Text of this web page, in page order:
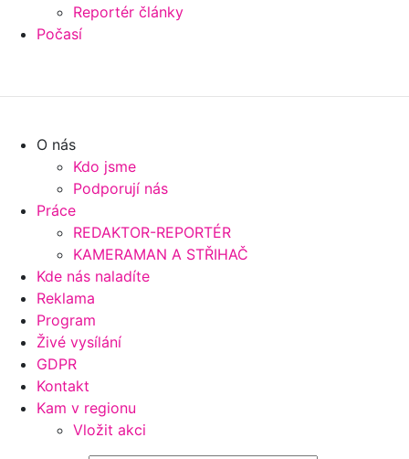
Reportér články
Počasí
O nás
Kdo jsme
Podporují nás
Práce
REDAKTOR-REPORTÉR
KAMERAMAN A STŘIHAČ
Kde nás naladíte
Reklama
Program
Živé vysílání
GDPR
Kontakt
Kam v regionu
Vložit akci